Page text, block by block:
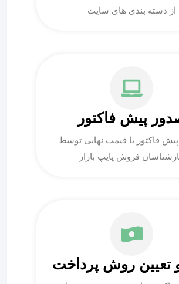
از دسته بندی های سایت
پیش فاکتور
فاکتور با قیمت نهایی توسط
فروش پایپ بازار
و تعیین روش پرداخت